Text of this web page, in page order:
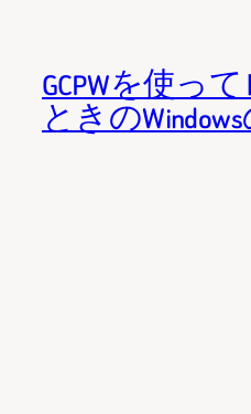
GCPWを使っ
ときの